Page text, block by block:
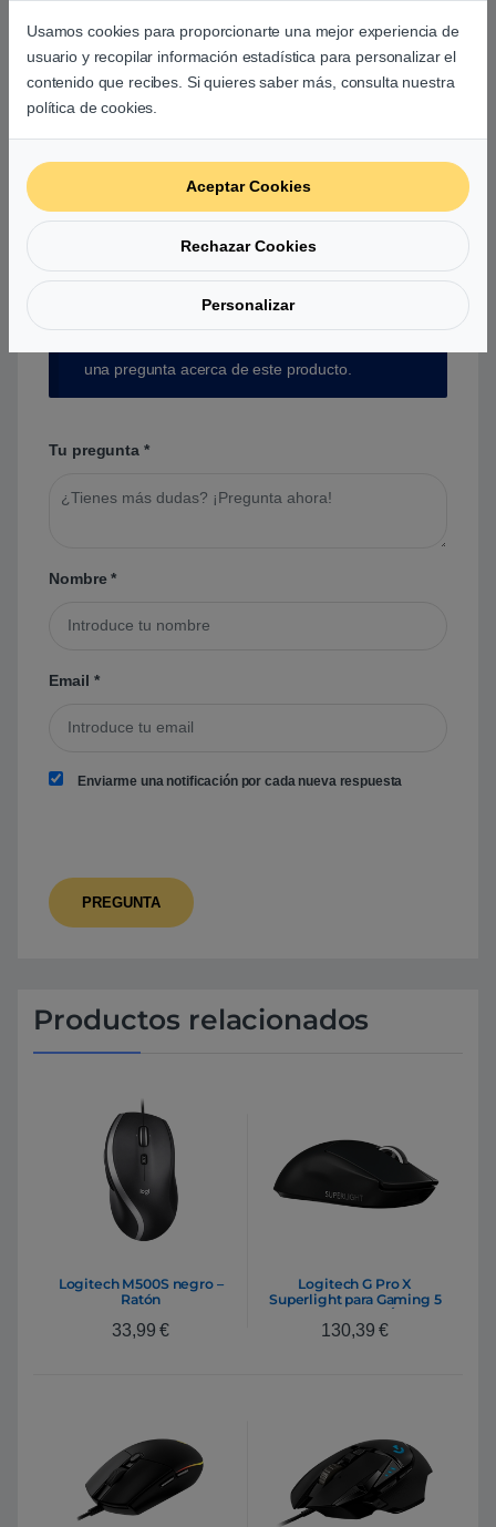
Aún no hay reseñas.
Preguntas y respuestas de los
usuarios sobre este producto
una pregunta acerca de este producto.
Tu pregunta *
Nombre*
Email *
Enviarme una notificación por cada nueva respuesta
Productos relacionados
Logitech M500S negro –
Ratón
33,99€
Logitech G Pro X
Superlight para Gaming 5
HERO 25K 25600 DPI |
130,39€
Usamos cookies para proporcionarte una mejor experiencia de
usuario y recopilar información estadística para personalizar el
contenido que recibes. Si quieres saber más, consulta nuestra
política de cookies.
Aceptar Cookies
Rechazar Cookies
Personalizar